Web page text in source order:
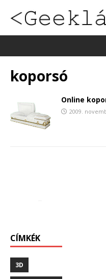
koporsó
Online
2009.
CÍMKÉK
3D